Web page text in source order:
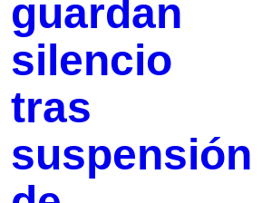
guardan
silencio
tras
suspensión